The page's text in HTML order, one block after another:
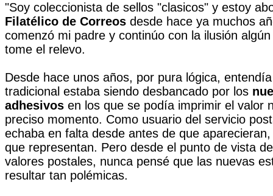
"Soy coleccionista de sellos "clasicos" y estoy
Filatélico de Correos desde hace ya muchos
comenzó mi padre y continúo con la ilusión
tome el relevo.
Desde hace unos años, por pura lógica,
tradicional estaba siendo desbancado por los
adhesivos en los que se podía imprimir el valor
preciso momento. Como usuario del servicio
echaba en falta desde antes de que
que representan. Pero desde el punto de vista
valores postales, nunca pensé que las nuevas
resultar tan polémicas.